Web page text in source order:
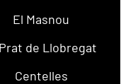
El Masnou
de Llobregat
Centelles